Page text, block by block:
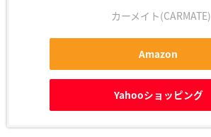
カーメイト(CARMATE)
Amazon
Yahooショッピング